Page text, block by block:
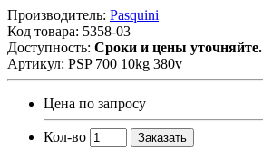
Производитель: Pasquini
Код товара: 5358-03
Доступность: Сроки и цены уточняйте.
Артикул: PSP 700 10kg 380v
Цена по запросу
Кол-во Заказать